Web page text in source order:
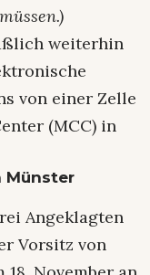
weiterhin
von einer Zelle
(MCC) in
Münster
Angeklagten
Vorsitz von